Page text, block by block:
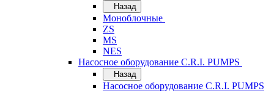
Назад
Моноблочные
ZS
MS
NES
Насосное оборудование C.R.I. PUMPS
Назад
Насосное оборудование C.R.I. PUMPS